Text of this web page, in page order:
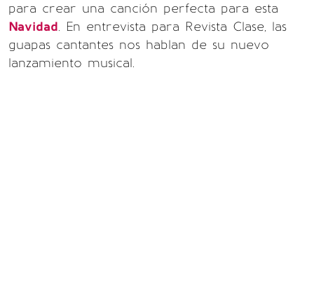
para crear una canción perfecta para esta
Navidad. En entrevista para Revista Clase, las
guapas cantantes nos hablan de su nuevo
lanzamiento musical.